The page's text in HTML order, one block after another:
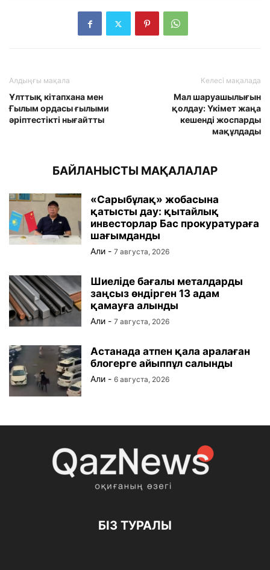
Алдыңғы мақала
Ұлттық кітапхана мен
Ғылым ордасы ғылыми
әріптестікті нығайтты
Келесі мақалада
Мал шаруашылығын
қолдау: Үкімет жаңа
кешенді жоспарды
мақұлдады
БАЙЛАНЫСТЫ МАҚАЛАЛАР
«Сарыбұлақ» жобасына
қатысты дау: қытайлық
инвесторлар Бас прокуратураға
шағымданды
Али - 7 августа, 2026
Шиеліде бағалы металдарды
заңсыз өндірген 13 адам
қамауға алынды
Али - 7 августа, 2026
Астанада атпен қала аралаған
блогерге айыппұл салынды
Али - 6 августа, 2026
БІЗ ТУРАЛЫ